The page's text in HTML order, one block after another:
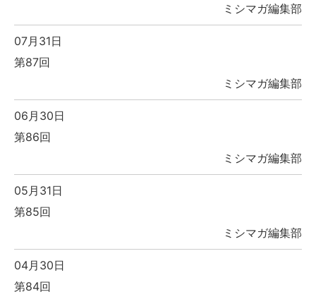
ミシマガ編集部
07月31日
第87回
ミシマガ編集部
06月30日
第86回
ミシマガ編集部
05月31日
第85回
ミシマガ編集部
04月30日
第84回